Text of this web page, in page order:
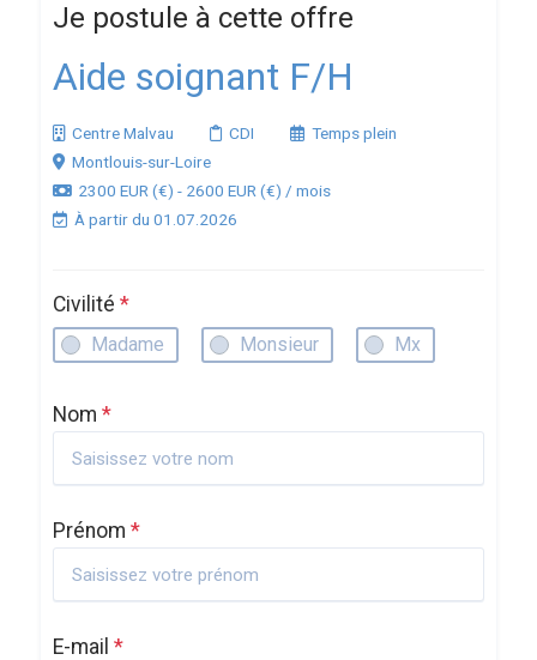
Je postule à cette offre
Aide soignant F/H
Centre Malvau CDI
Temps plein
Montlouis-sur-Loire
2300 EUR (€) - 2600 EUR (€) / mois
À partir du 01.07.2026
Civilité *
Madame Monsieur Mx
Nom *
Prénom *
E-mail *